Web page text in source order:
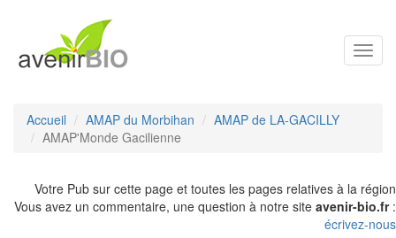
Accueil AMAP du Morbihan
AMAP de LA-GACILLY
AMAP'Monde Gacilienne
Votre Pub sur cette page et toutes les pages relatives à la région
Vous avez un commentaire, une question à notre site avenir-bio.fr:
écrivez-nous